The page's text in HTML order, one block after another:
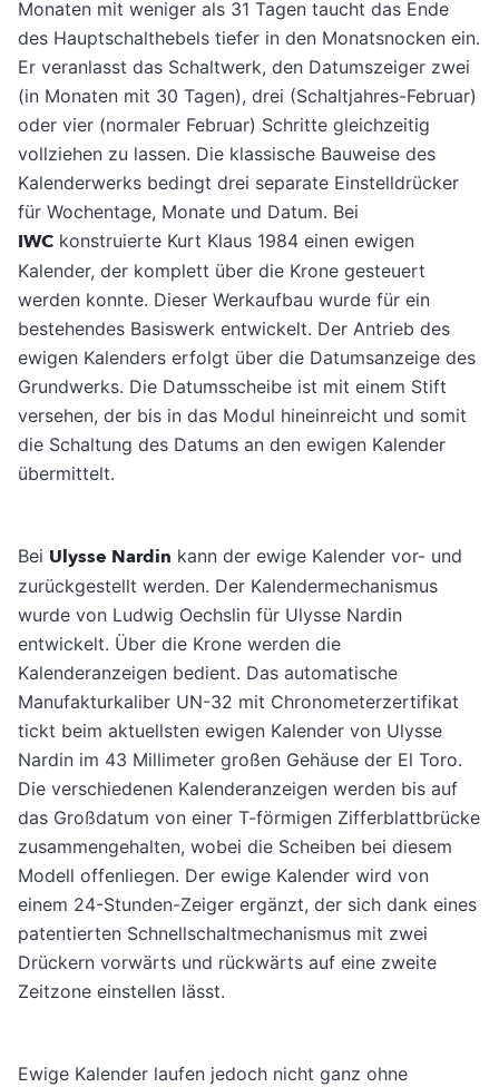
Monaten mit weniger als 31 Tagen taucht das Ende
des Hauptschalthebels tiefer in den Monatsnocken ein.
Er veranlasst das Schaltwerk, den Datumszeiger zwei
(in Monaten mit 30 Tagen), drei (Schaltjahres-Februar)
oder vier (normaler Februar) Schritte gleichzeitig
vollziehen zu lassen. Die klassische Bauweise des
Kalenderwerks bedingt drei separate Einstelldrücker
für Wochentage, Monate und Datum. Bei
IWC konstruierte Kurt Klaus 1984 einen ewigen
Kalender, der komplett über die Krone gesteuert
werden konnte. Dieser Werkaufbau wurde für ein
bestehendes Basiswerk entwickelt. Der Antrieb des
ewigen Kalenders erfolgt über die Datumsanzeige des
Grundwerks. Die Datumsscheibe ist mit einem Stift
versehen, der bis in das Modul hineinreicht und somit
die Schaltung des Datums an den ewigen Kalender
übermittelt.
Bei Ulysse Nardin kann der ewige Kalender vor- und
zurückgestellt werden. Der Kalendermechanismus
wurde von Ludwig Oechslin für Ulysse Nardin
entwickelt. Über die Krone werden die
Kalenderanzeigen bedient. Das automatische
Manufakturkaliber UN-32 mit Chronometerzertifikat
tickt beim aktuellsten ewigen Kalender von Ulysse
Nardin im 43 Millimeter großen Gehäuse der El Toro.
Die verschiedenen Kalenderanzeigen werden bis auf
das Großdatum von einer T-förmigen Zifferblattbrücke
zusammengehalten, wobei die Scheiben bei diesem
Modell offenliegen. Der ewige Kalender wird von
einem 24-Stunden-Zeiger ergänzt, der sich dank eines
patentierten Schnellschaltmechanismus mit zwei
Drückern vorwärts und rückwärts auf eine zweite
Zeitzone einstellen lässt.
Ewige Kalender laufen jedoch nicht ganz ohne